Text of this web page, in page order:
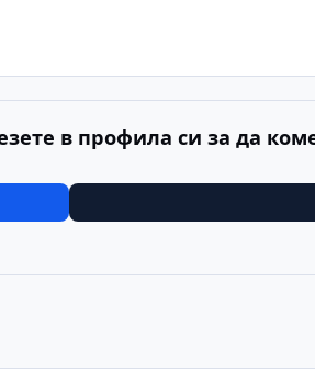
в профила си за да